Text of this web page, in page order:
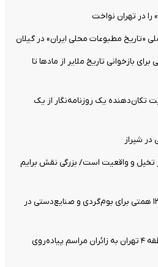
در تهران نواخت
«تاریخ مطبوعات محلی ایران» در گیلان
بازخوانی تاریخ ملایر از مادها تا
تکان‌دهنده یک روزنامه‌نگار از یک
در شیراز
تخیل و واقعیت است/ بزرگی نقش برایم
اختصاص تسهیلات بیش از ۱۲ همتی برای بوم‌گردی و صنایع‌دستی در
خدمت‌رسانی خادمیاران منطقه ۴ تهران به زائران مراسم پیاده‌روی